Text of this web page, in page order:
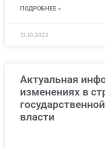
ПОДРОБНЕЕ »
31.10.2023
Актуальная
изменениях в
власти